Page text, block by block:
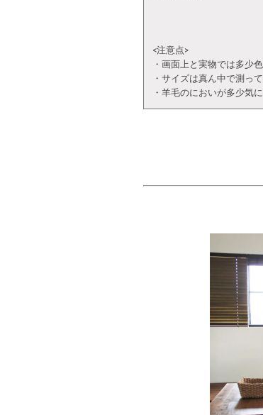
<注意点>
・画面上と実物では多少
・サイズは真ん中で測っ
・羊毛のにおいが多少気